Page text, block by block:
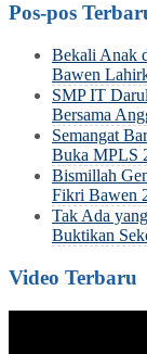
Pos-pos
Bekali Anak
Bawen
SMP IT
Bersama
Semangat
Buka MPLS
Bismillah
Fikri Bawen
Tak Ada
Buktikan
Video Terbaru